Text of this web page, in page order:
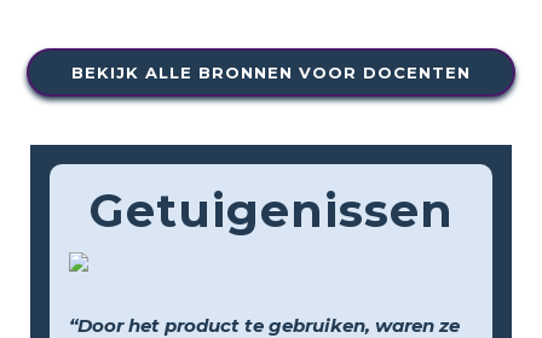
BEKIJK ALLE BRONNEN VOOR DOCENTEN
Getuigenissen
“Door het product te gebruiken, waren ze